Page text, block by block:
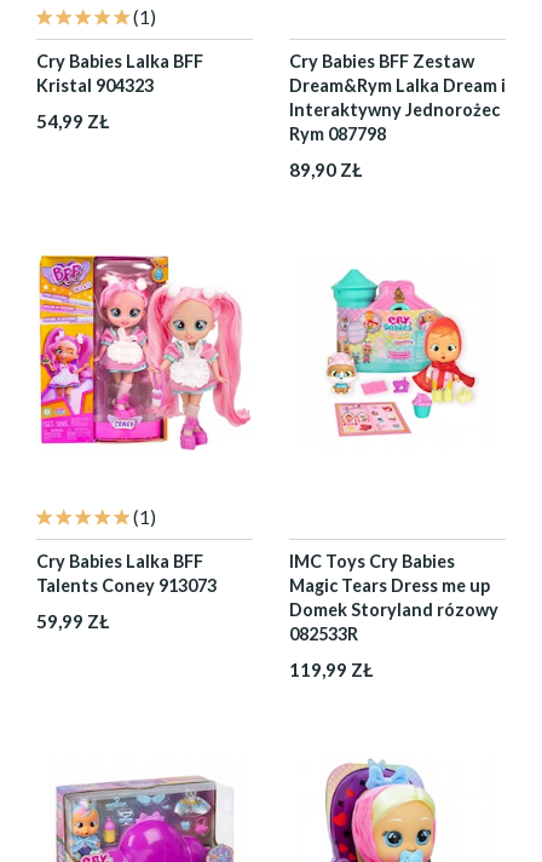
(1)
Cry Babies Lalka BFF
Kristal 904323
54,99 ZŁ
Cry Babies BFF Zestaw
Dream&Rym Lalka Dream i
Interaktywny Jednorożec
Rym 087798
89,90 ZŁ
(1)
Cry Babies Lalka BFF
Talents Coney 913073
59,99 ZŁ
IMC Toys Cry Babies
Magic Tears Dress me up
Domek Storyland rózowy
082533R
119,99 ZŁ